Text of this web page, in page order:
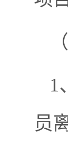
1
员